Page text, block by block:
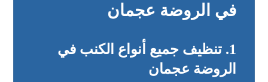
في الروضة عجمان
1. تنظيف جميع أنواع الكنب في
الروضة عجمان